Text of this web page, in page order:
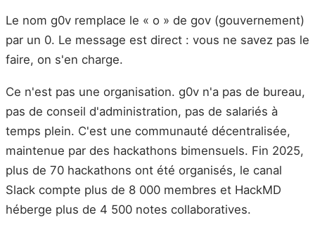
Le nom g0v remplace le « o » de gov (gouvernement)
par un 0. Le message est direct : vous ne savez pas le
faire, on s'en charge.
Ce n'est pas une organisation. g0v n'a pas de bureau,
pas de conseil d'administration, pas de salariés à
temps plein. C'est une communauté décentralisée,
maintenue par des hackathons bimensuels. Fin 2025,
plus de 70 hackathons ont été organisés, le canal
Slack compte plus de 8 000 membres et HackMD
héberge plus de 4 500 notes collaboratives.